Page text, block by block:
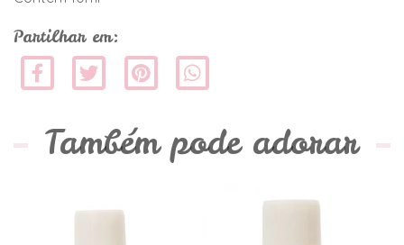
Partilhar em:
Também pode adorar